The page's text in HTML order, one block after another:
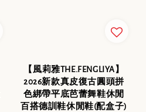
【風莉雅THE.FENGLIYA】
2026新款真皮復古圓頭拼
色綁帶平底芭蕾舞鞋休閒
百搭德訓鞋休閒鞋(配盒子)